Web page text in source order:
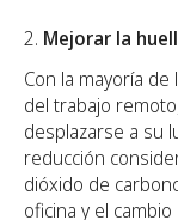
Mejorar la
Con la mayoría
del trabajo
desplazarse a su
reducción
dióxido de
oficina y el